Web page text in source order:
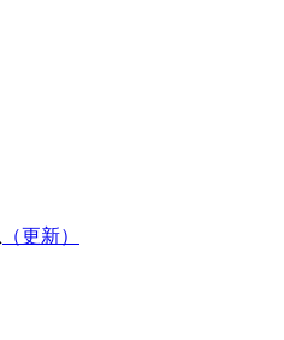
（更新）